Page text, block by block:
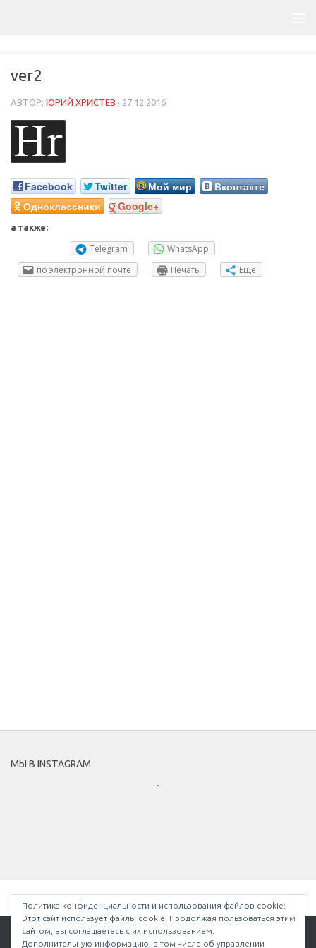
ver2
АВТОР: ЮРИЙ ХРИСТЕВ · 27.12.2016
Facebook Twitter Мой мир
Вконтакте
Одноклассники
Google+
а также:
Telegram
WhatsApp
по электронной почте
Печать Ещё
МЫ В INSTAGRAM
Политика конфиденциальности и использования файлов сookie:
Этот сайт использует файлы cookie. Продолжая пользоваться этим
сайтом, вы соглашаетесь с их использованием.
Дополнительную информацию, в том числе об управлении